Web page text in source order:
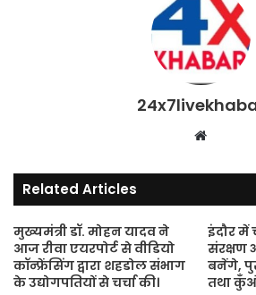
Website
Related Articles
मुख्यमंत्री डॉ. मोहन यादव ने
आज रीवा एयरपोर्ट से वीडियो
कॉन्फ्रेंसिंग द्वारा शहडोल संभाग
के उद्योगपतियों से चर्चा की।
इंदौर
संरक्षण
बनेंगे,
तथा कुँओं